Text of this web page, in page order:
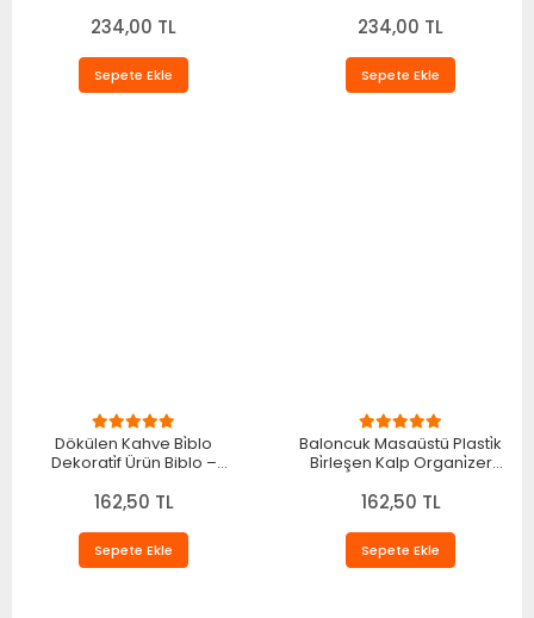
CM Beyaz
234,00 TL
Sepete Ekle
234,00 TL
Sepete Ekle
Dökülen Kahve Bi̇blo
Dekorati̇f Ürün Biblo –
Dekoratif Ürün 20 X 10 CM
162,50 TL
Sepete Ekle
Baloncuk Masaüstü Plasti̇k
Bi̇rleşen Kalp Organi̇zer
Dekoratif Ürün 14 - 17 CM
162,50 TL
Sepete Ekle